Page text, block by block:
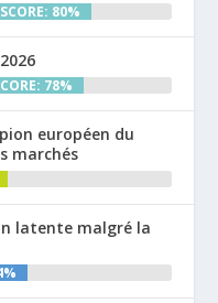
SCORE: 80%
78%
européen du
marchés
latente malgré la